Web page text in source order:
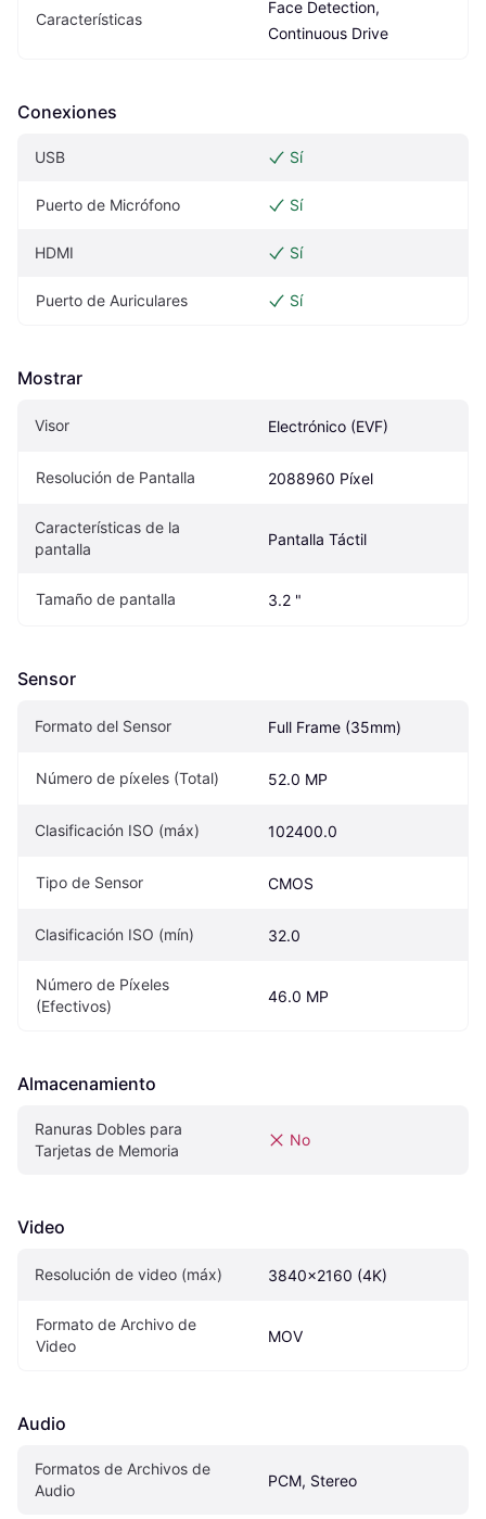
Características
Face Detection,
Continuous Drive
Conexiones
USB Sí
Puerto de Micrófono Sí
HDMI Sí
Puerto de Auriculares Sí
Mostrar
Visor Electrónico (EVF)
Resolución de Pantalla 2088960 Píxel
Características de la
pantalla
Pantalla Táctil
Tamaño de pantalla 3.2 "
Sensor
Formato del Sensor Full Frame (35mm)
Número de píxeles (Total) 52.0 MP
Clasificación ISO (máx) 102400.0
Tipo de Sensor CMOS
Clasificación ISO (mín) 32.0
Número de Píxeles
(Efectivos)
46.0 MP
Almacenamiento
Ranuras Dobles para
Tarjetas de Memoria
No
Video
Resolución de video (máx) 3840x2160 (4K)
Formato de Archivo de
Video
MOV
Audio
Formatos de Archivos de
Audio
PCM, Stereo